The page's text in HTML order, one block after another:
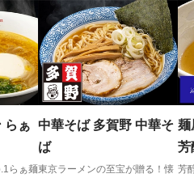
らぁ
らぁ麺
中華そば 多賀野 中華そ
ば
東京ラーメンの至宝が贈る！懐
麺
芳
芳